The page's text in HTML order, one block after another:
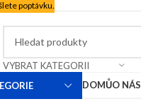
poptávku.
VYBRAT KATEGORII
DOMŮO NÁS